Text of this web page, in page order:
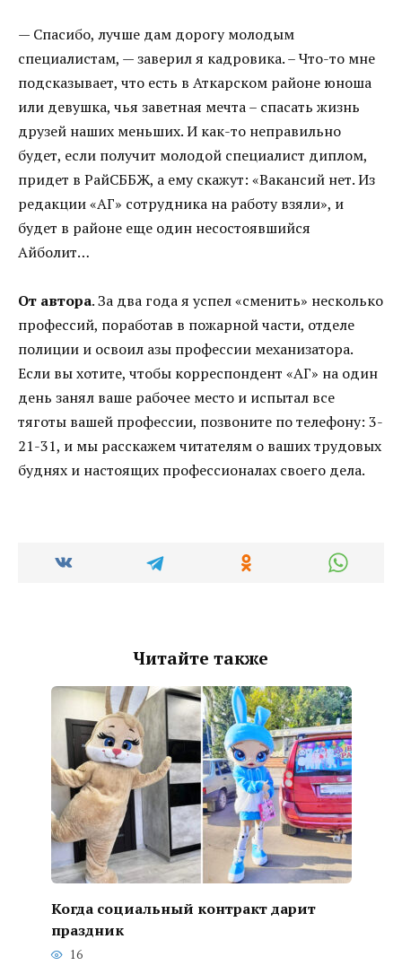
— Спасибо, лучше дам дорогу молодым
специалистам, — заверил я кадровика. – Что-то мне
подсказывает, что есть в Аткарском районе юноша
или девушка, чья заветная мечта – спасать жизнь
друзей наших меньших. И как-то неправильно
будет, если получит молодой специалист диплом,
придет в РайСББЖ, а ему скажут: «Вакансий нет. Из
редакции «АГ» сотрудника на работу взяли», и
будет в районе еще один несостоявшийся
Айболит…
От автора. За два года я успел «сменить» несколько
профессий, поработав в пожарной части, отделе
полиции и освоил азы профессии механизатора.
Если вы хотите, чтобы корреспондент «АГ» на один
день занял ваше рабочее место и испытал все
тяготы вашей профессии, позвоните по телефону: 3-
21-31, и мы расскажем читателям о ваших трудовых
буднях и настоящих профессионалах своего дела.
Читайте также
Когда социальный контракт дарит
праздник
16